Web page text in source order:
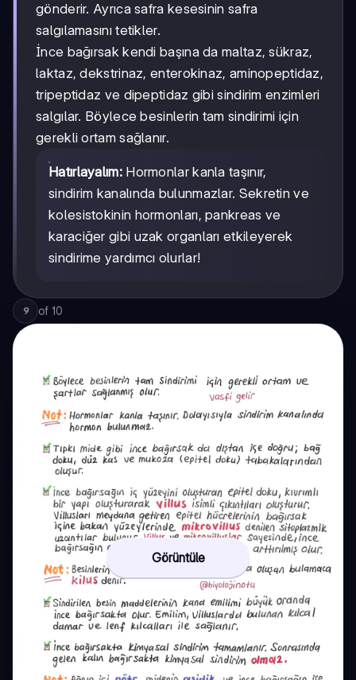
gönderir. Ayrıca safra kesesinin safra
salgılamasını tetikler.
İnce bağırsak kendi başına da maltaz, sükraz,
laktaz, dekstrinaz, enterokinaz, aminopeptidaz,
tripeptidaz ve dipeptidaz gibi sindirim enzimleri
salgılar. Böylece besinlerin tam sindirimi için
gerekli ortam sağlanır.
Hatırlayalım:Hormonlar kanla taşınır,
sindirim kanalında bulunmazlar. Sekretin ve
kolesistokinin hormonları, pankreas ve
karaciğer gibi uzak organları etkileyerek
sindirime yardımcı olurlar!
9 of 10
Görüntüle